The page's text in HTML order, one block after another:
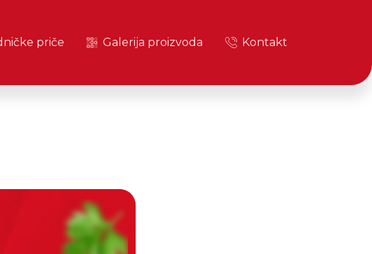
priče Galerija proizvoda Kontakt